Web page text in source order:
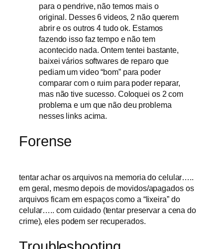
para o pendrive, não temos mais o
original. Desses 6 videos, 2 não querem
abrir e os outros 4 tudo ok. Estamos
fazendo isso faz tempo e não tem
acontecido nada. Ontem tentei bastante,
baixei vários softwares de reparo que
pediam um video “bom” para poder
comparar com o ruim para poder reparar,
mas não tive sucesso. Coloquei os 2 com
problema e um que não deu problema
nesses links acima.
Forense
tentar achar os arquivos na memoria do celular…..
em geral, mesmo depois de movidos/apagados os
arquivos ficam em espaços como a “lixeira” do
celular….. com cuidado (tentar preservar a cena do
crime), eles podem ser recuperados.